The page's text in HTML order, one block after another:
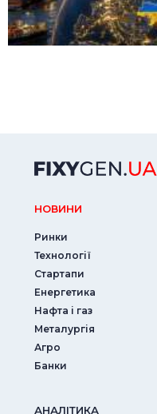
НОВИНИ
Ринки
Технології
Стартапи
Енергетика
Нафта і газ
Металургія
Агро
Банки
АНАЛIТИКА